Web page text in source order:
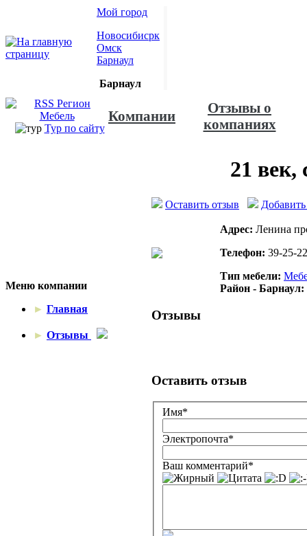
Мой город
Новосибисрк
Омск
Барнаул
Барнаул
Тур по сайту
Компании
Отзывы о
компаниях
Меню компании
► Главная
► Отзывы
21 век,
Оставить отзыв
Адрес: Ленина
Телефон: 39-25-
Тип мебели:
Район - Барнаул:
Отзывы
Оставить отзыв
Имя*
Электропочта*
Ваш комментарий*